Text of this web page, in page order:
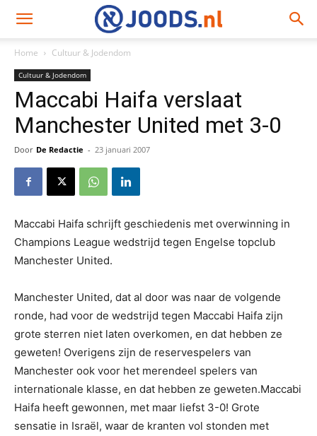
Home Cultuur & Jodendom
Cultuur & Jodendom
Maccabi Haifa verslaat
Manchester United met 3-0
Door De Redactie - 23 januari 2007
Maccabi Haifa schrijft geschiedenis met overwinning in
Champions League wedstrijd tegen Engelse topclub
Manchester United.
Manchester United, dat al door was naar de volgende
ronde, had voor de wedstrijd tegen Maccabi Haifa zijn
grote sterren niet laten overkomen, en dat hebben ze
geweten! Overigens zijn de reservespelers van
Manchester ook voor het merendeel spelers van
internationale klasse, en dat hebben ze geweten.Maccabi
Haifa heeft gewonnen, met maar liefst 3-0! Grote
sensatie in Israël, waar de kranten vol stonden met